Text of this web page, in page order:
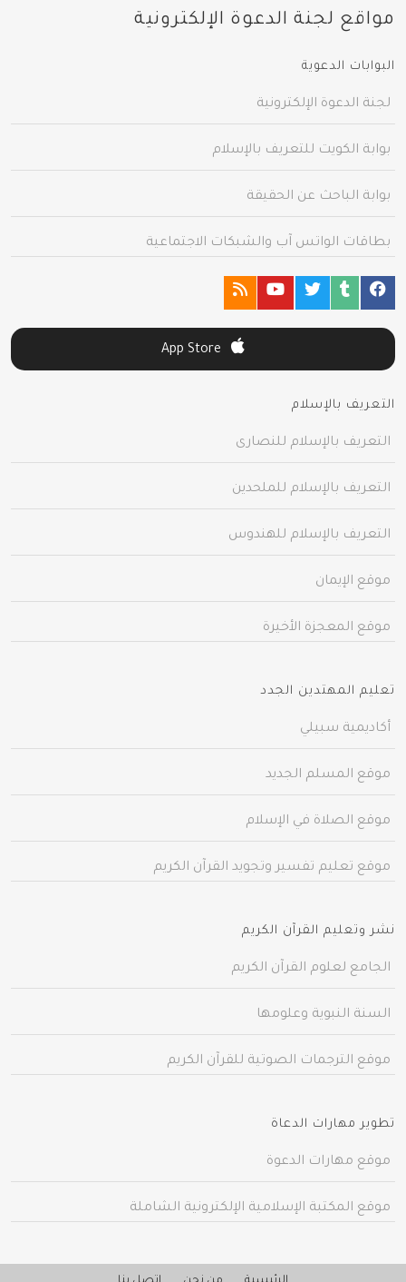
مواقع لجنة الدعوة الإلكترونية
البوابات الدعوية
لجنة الدعوة الإلكترونية
بوابة الكويت للتعريف بالإسلام
بوابة الباحث عن الحقيقة
بطاقات الواتس آب والشبكات الاجتماعية
التعريف بالإسلام
التعريف بالإسلام للنصارى
التعريف بالإسلام للملحدين
التعريف بالإسلام للهندوس
موقع الإيمان
موقع المعجزة الأخيرة
تعليم المهتدين الجدد
أكاديمية سبيلي
موقع المسلم الجديد
موقع الصلاة في الإسلام
موقع تعليم تفسير وتجويد القرآن الكريم
نشر وتعليم القرآن الكريم
الجامع لعلوم القرآن الكريم
السنة النبوية وعلومها
موقع الترجمات الصوتية للقرآن الكريم
تطوير مهارات الدعاة
موقع مهارات الدعوة
موقع المكتبة الإسلامية الإلكترونية الشاملة